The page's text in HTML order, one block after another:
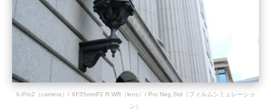
X-Pro2（camera）/ XF35mmF2 R WR（lens）/ Pro Neg.Std（フィルムシミュレーショ
ン）